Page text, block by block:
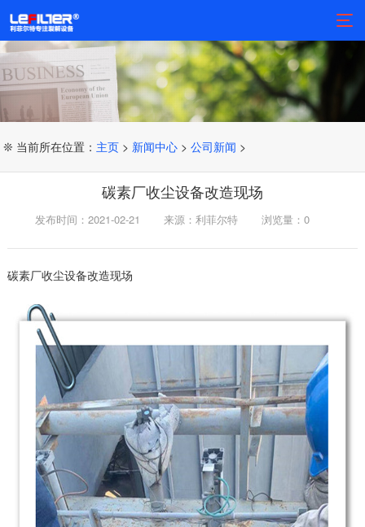
❊ 当前所在位置： 主页 > 新闻中心 >公司新闻 >
碳素厂收尘设备改造现场
发布时间：2021-02-21 来源：利菲尔特 浏览量： 0
碳素厂收尘设备改造现场